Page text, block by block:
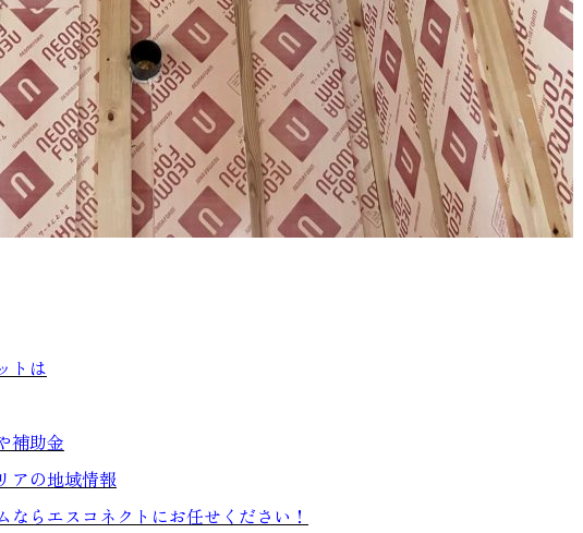
トは
補助金
アの地域情報
らエスコネクトにお任せください！